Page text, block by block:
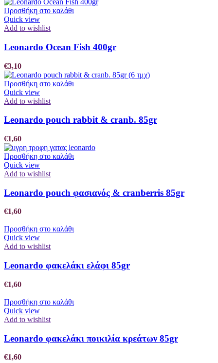
Προσθήκη στο καλάθι
Quick view
Add to wishlist
Leonardo Ocean Fish 400gr
€3,10
Προσθήκη στο καλάθι
Quick view
Add to wishlist
Leonardo pouch rabbit & cranb. 85gr
€1,60
Προσθήκη στο καλάθι
Quick view
Add to wishlist
Leonardo pouch φασιανός & cranberris 85gr
€1,60
Προσθήκη στο καλάθι
Quick view
Add to wishlist
Leonardo φακελάκι ελάφι 85gr
€1,60
Προσθήκη στο καλάθι
Quick view
Add to wishlist
Leonardo φακελάκι ποικιλία κρεάτων 85gr
€1,60